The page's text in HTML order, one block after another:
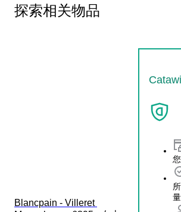
探索相关物品
Blancpain - Villeret